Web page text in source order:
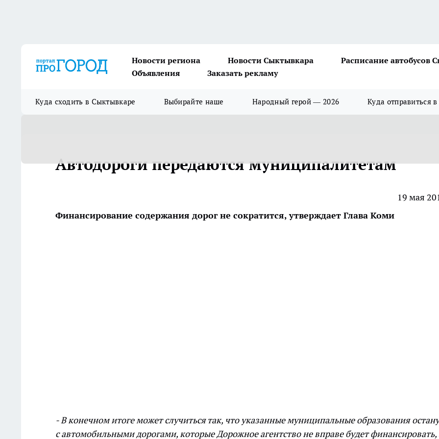
Новости региона Новости Сыктывкара Расписание автобусов
Объявления
Заказать рекламу
Куда сходить в Сыктывкаре Выбирайте наше Народный герой — 2026 Куда отправиться в
Автодороги передаются муниципалитетам
19 мая
Финансирование содержания дорог не сократится, утверждает Глава Коми
- В конечном итоге может случиться так, что указанные муниципальные образования
с автомобильными дорогами, которые Дорожное агентство не вправе будет финансировать,